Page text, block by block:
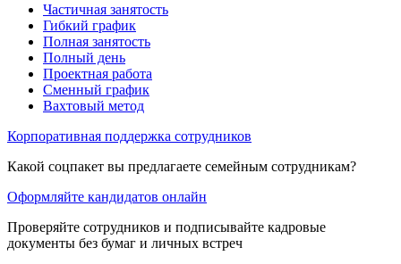
Частичная занятость
Гибкий график
Полная занятость
Полный день
Проектная работа
Сменный график
Вахтовый метод
Корпоративная поддержка сотрудников
Какой соцпакет вы предлагаете семейным сотрудникам?
Оформляйте кандидатов онлайн
Проверяйте сотрудников и подписывайте кадровые
документы без бумаг и личных встреч